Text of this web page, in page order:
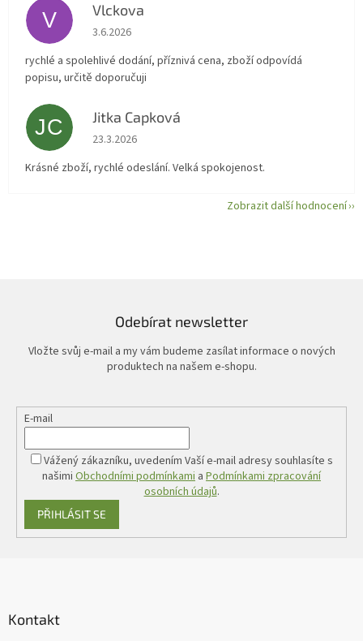
V Vlckova
Hodnocení obchodu je 5 z 5 hvězdiček.
3.6.2026
rychlé a spolehlivé dodání, příznivá cena, zboží odpovídá
popisu, určitě doporučuji
JC Jitka Capková
Hodnocení obchodu je 5 z 5 hvězdiček.
23.3.2026
Krásné zboží, rychlé odeslání. Velká spokojenost.
Zobrazit další hodnocení
Odebírat newsletter
Vložte svůj e-mail a my vám budeme zasílat informace o nových
produktech na našem e-shopu.
E-mail
Vážený zákazníku, uvedením Vaší e-mail adresy souhlasíte s
našimi Obchodními podmínkami a Podmínkami zpracování
osobních údajů.
PŘIHLÁSIT SE
Kontakt